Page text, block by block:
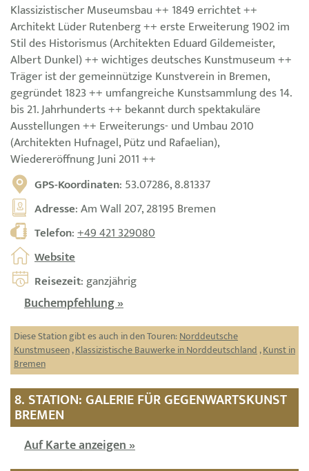
Klassizistischer Museumsbau ++ 1849 errichtet ++
Architekt Lüder Rutenberg ++ erste Erweiterung 1902 im
Stil des Historismus (Architekten Eduard Gildemeister,
Albert Dunkel) ++ wichtiges deutsches Kunstmuseum ++
Träger ist der gemeinnützige Kunstverein in Bremen,
gegründet 1823 ++ umfangreiche Kunstsammlung des 14.
bis 21. Jahrhunderts ++ bekannt durch spektakuläre
Ausstellungen ++ Erweiterungs- und Umbau 2010
(Architekten Hufnagel, Pütz und Rafaelian),
Wiedereröffnung Juni 2011 ++
GPS-Koordinaten: 53.07286, 8.81337
Adresse: Am Wall 207, 28195 Bremen
Telefon:+49 421 329080
Website
Reisezeit: ganzjährig
Buchempfehlung »
Diese Station gibt es auch in den Touren:Norddeutsche
Kunstmuseen,Klassizistische Bauwerke in Norddeutschland,Kunst in
Bremen
8. STATION: GALERIE FÜR GEGENWARTSKUNST
BREMEN
Auf Karte anzeigen »